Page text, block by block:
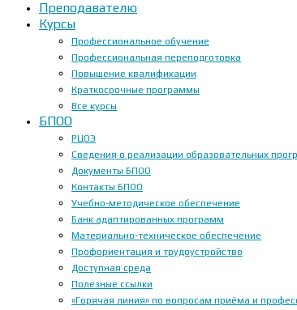
Преподавателю
Курсы
Профессиональное обучение
Профессиональная переподготовка
Повышение квалификации
Краткосрочные программы
Все курсы
БПОО
РЦОЭ
Сведения о реализации образовательных
Документы БПОО
Контакты БПОО
Учебно-методическое обеспечение
Банк адаптированных программ
Материально-техническое обеспечение
Профориентация и трудоустройство
Доступная среда
Полезные ссылки
«Горячая линия» по вопросам приёма и